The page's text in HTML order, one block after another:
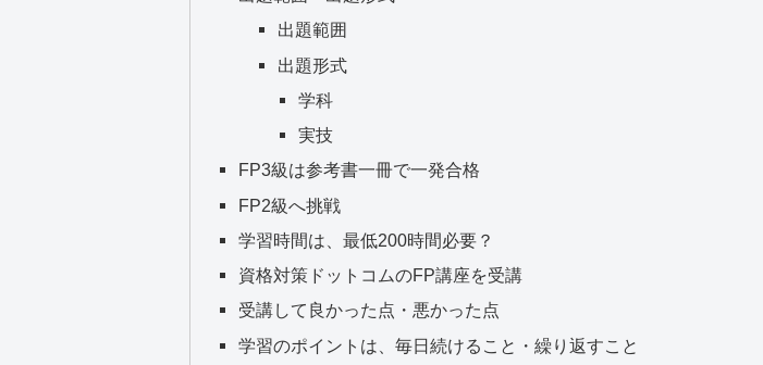
出題範囲
出題形式
学科
実技
FP3級は参考書一冊で一発合格
FP2級へ挑戦
学習時間は、最低200時間必要？
資格対策ドットコムのFP講座を受講
受講して良かった点・悪かった点
学習のポイントは、毎日続けること・繰り返すこと